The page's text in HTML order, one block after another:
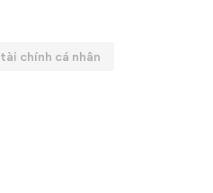
tài chính cá nhân